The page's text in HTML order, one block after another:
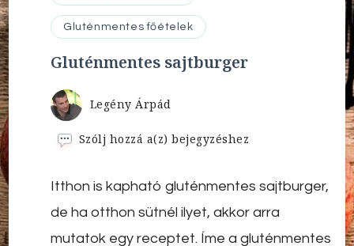
Gluténmentes főételek
Gluténmentes sajtburger
Legény Árpád
Szólj hozzá a(z)Gluténmentes
bejegyzéshez
Itthon is kapható gluténmentes sajtburger,
de ha otthon sütnél ilyet, akkor arra
mutatok egy receptet. Íme a gluténmentes